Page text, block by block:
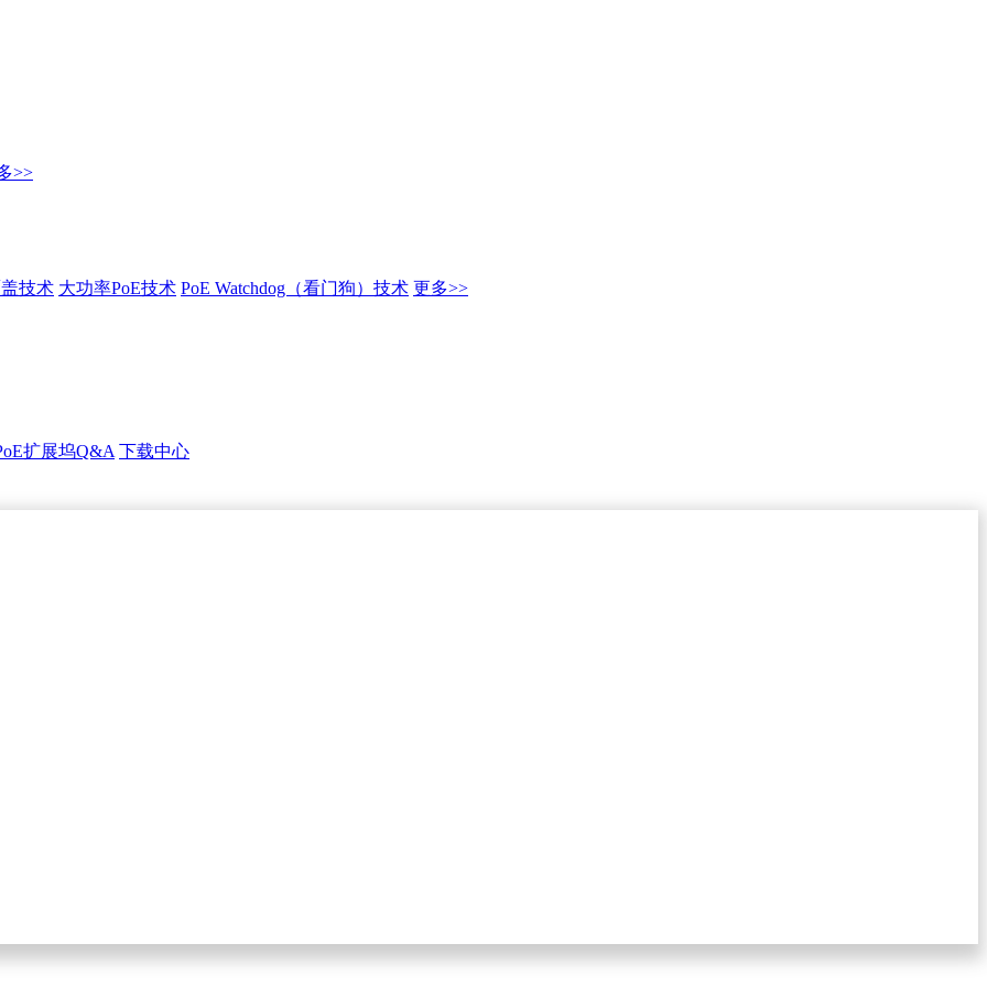
>>
技术 大功率PoE技术 PoE Watchdog（看门狗）技术 更多>>
扩展坞Q&A 下载中心